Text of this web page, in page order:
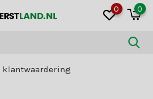
0 0
klantwaardering